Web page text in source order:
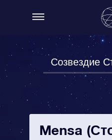
Созвездие
Mensa